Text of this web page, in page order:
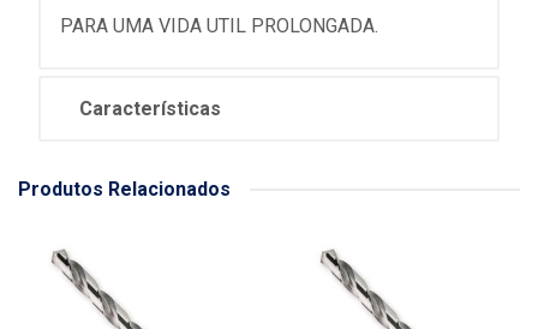
PARA UMA VIDA UTIL PROLONGADA.
Características
Produtos Relacionados